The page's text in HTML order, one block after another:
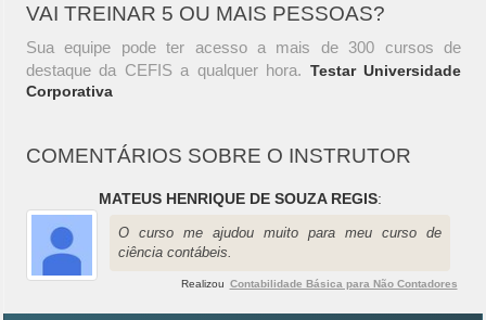
VAI TREINAR 5 OU MAIS PESSOAS?
Sua equipe pode ter acesso a mais de 300 cursos de
destaque da CEFIS a qualquer hora. Testar Universidade
Corporativa
COMENTÁRIOS SOBRE O INSTRUTOR
MATEUS HENRIQUE DE SOUZA REGIS:
O curso me ajudou muito para meu curso de
ciência contábeis.
Realizou Contabilidade Básica para Não Contadores